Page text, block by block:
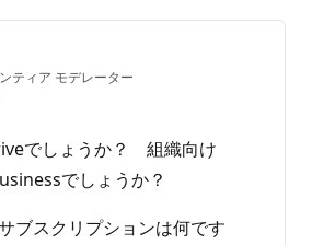
ト
ティア モデレーター
でしょうか？ 組織向け
でしょうか？
ブスクリプションは何です